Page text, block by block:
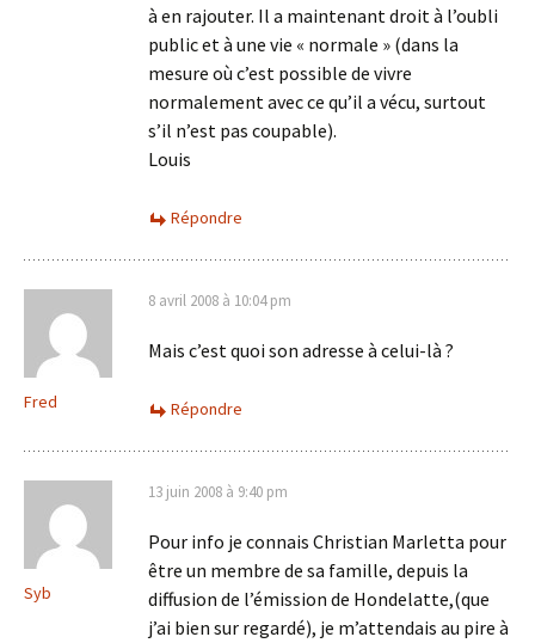
à en rajouter. Il a maintenant droit à l’oubli
public et à une vie « normale » (dans la
mesure où c’est possible de vivre
normalement avec ce qu’il a vécu, surtout
s’il n’est pas coupable).
Louis
Répondre
Fred
8 avril 2008 à 10:04 pm
Mais c’est quoi son adresse à celui-là ?
Répondre
Syb
13 juin 2008 à 9:40 pm
Pour info je connais Christian Marletta pour
être un membre de sa famille, depuis la
diffusion de l’émission de Hondelatte,(que
j’ai bien sur regardé), je m’attendais au pire à